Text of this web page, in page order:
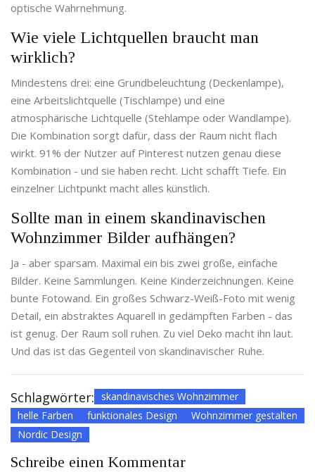
optische Wahrnehmung.
Wie viele Lichtquellen braucht man
wirklich?
Mindestens drei: eine Grundbeleuchtung (Deckenlampe),
eine Arbeitslichtquelle (Tischlampe) und eine
atmosphärische Lichtquelle (Stehlampe oder Wandlampe).
Die Kombination sorgt dafür, dass der Raum nicht flach
wirkt. 91% der Nutzer auf Pinterest nutzen genau diese
Kombination - und sie haben recht. Licht schafft Tiefe. Ein
einzelner Lichtpunkt macht alles künstlich.
Sollte man in einem skandinavischen
Wohnzimmer Bilder aufhängen?
Ja - aber sparsam. Maximal ein bis zwei große, einfache
Bilder. Keine Sammlungen. Keine Kinderzeichnungen. Keine
bunte Fotowand. Ein großes Schwarz-Weiß-Foto mit wenig
Detail, ein abstraktes Aquarell in gedämpften Farben - das
ist genug. Der Raum soll ruhen. Zu viel Deko macht ihn laut.
Und das ist das Gegenteil von skandinavischer Ruhe.
Schlagwörter:
skandinavisches Wohnzimmer
helle Farben
funktionales Design
Wohnzimmer gestalten
Nordic Design
Schreibe einen Kommentar